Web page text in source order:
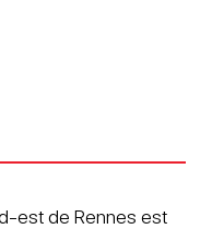
est de Rennes est